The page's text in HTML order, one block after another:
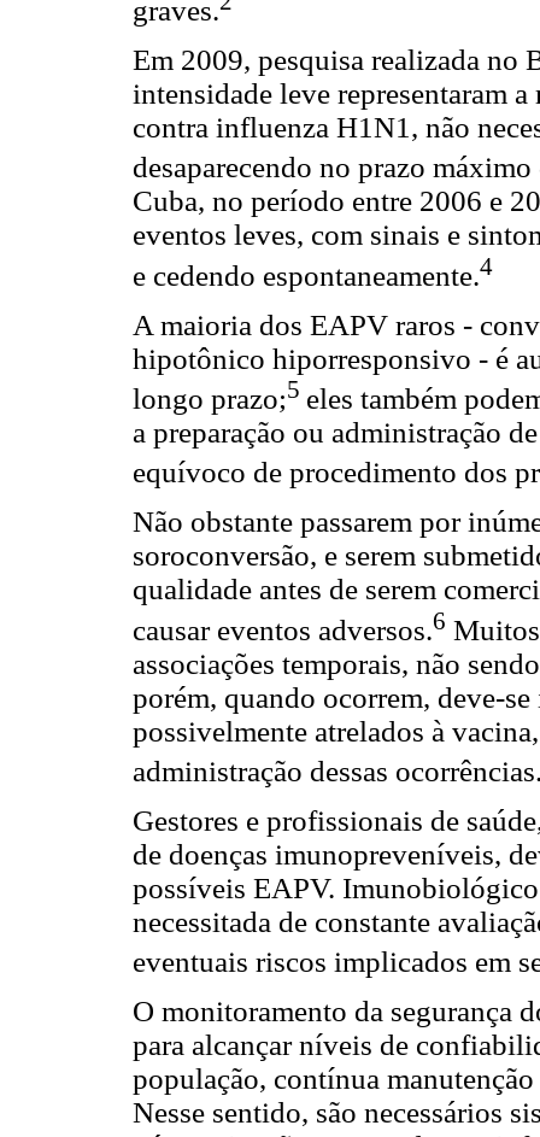
graves.
Em 2009, pesquisa realizada no
intensidade leve representaram
contra influenza H1N1, não
desaparecendo no prazo
Cuba, no período entre 2006 e
eventos leves, com sinais e
e cedendo espontaneamente.4
A maioria dos EAPV raros -
hipotônico hiporresponsivo - é
longo prazo;5 eles também
a preparação ou administração
equívoco de procedimento dos
Não obstante passarem por
soroconversão, e serem
qualidade antes de serem
causar eventos adversos.6
associações temporais, não
porém, quando ocorrem, deve-
possivelmente atrelados à
administração dessas
Gestores e profissionais de
de doenças imunopreveníveis,
possíveis EAPV.
necessitada de constante
eventuais riscos implicados em
O monitoramento da segurança
para alcançar níveis de
população, contínua
Nesse sentido, são necessários